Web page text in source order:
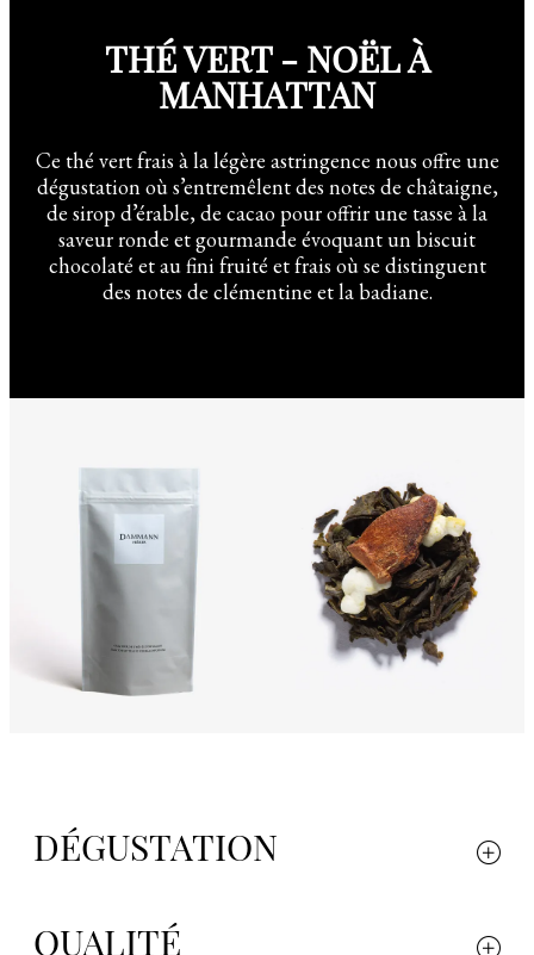
THÉ VERT - NOËL À
MANHATTAN
Ce thé vert frais à la légère astringence nous offre une
dégustation où s’entremêlent des notes de châtaigne,
de sirop d’érable, de cacao pour offrir une tasse à la
saveur ronde et gourmande évoquant un biscuit
chocolaté et au fini fruité et frais où se distinguent
des notes de clémentine et la badiane.
DÉGUSTATION
QUALITÉ